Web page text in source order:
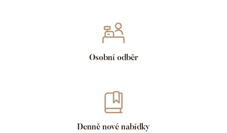
Osobní odběr
Denně nové nabídky